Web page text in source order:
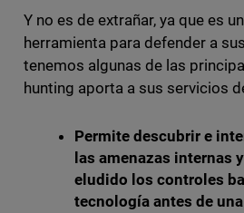
Y no es de extrañar, ya que es
herramienta para defender a
tenemos algunas de las
hunting aporta a sus servicios
Permite descubrir e
las amenazas internas
eludido los controles
tecnología antes de